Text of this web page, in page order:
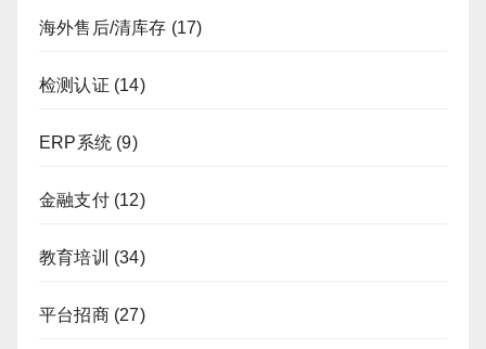
海外售后/清库存 (17)
检测认证 (14)
ERP系统 (9)
金融支付(12)
教育培训 (34)
平台招商(27)